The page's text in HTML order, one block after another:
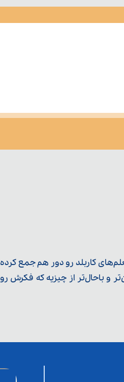
کاربلد رو دور هم جمع کرده
و باحال‌تر از چیزیه که فکرش رو